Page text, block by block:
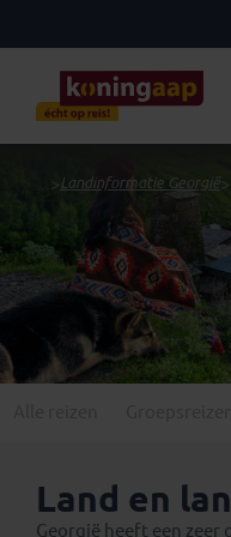
> Landinformatie Georgië>
Land en
Georgië heeft een zeer